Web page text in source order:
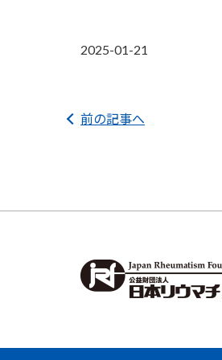
2025-01-21
前の記事へ